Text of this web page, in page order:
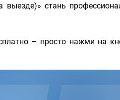
выезде)» стань
– просто нажми на